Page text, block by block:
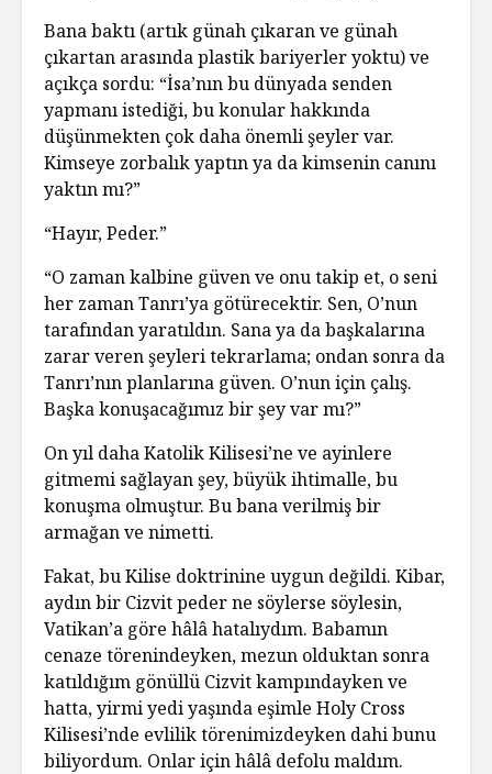
Bana baktı (artık günah çıkaran ve günah
çıkartan arasında plastik bariyerler yoktu) ve
açıkça sordu: “İsa’nın bu dünyada senden
yapmanı istediği, bu konular hakkında
düşünmekten çok daha önemli şeyler var.
Kimseye zorbalık yaptın ya da kimsenin canını
yaktın mı?”
“Hayır, Peder.”
“O zaman kalbine güven ve onu takip et, o seni
her zaman Tanrı’ya götürecektir. Sen, O’nun
tarafından yaratıldın. Sana ya da başkalarına
zarar veren şeyleri tekrarlama; ondan sonra da
Tanrı’nın planlarına güven. O’nun için çalış.
Başka konuşacağımız bir şey var mı?”
On yıl daha Katolik Kilisesi’ne ve ayinlere
gitmemi sağlayan şey, büyük ihtimalle, bu
konuşma olmuştur. Bu bana verilmiş bir
armağan ve nimetti.
Fakat, bu Kilise doktrinine uygun değildi. Kibar,
aydın bir Cizvit peder ne söylerse söylesin,
Vatikan’a göre hâlâ hatalıydım. Babamın
cenaze törenindeyken, mezun olduktan sonra
katıldığım gönüllü Cizvit kampındayken ve
hatta, yirmi yedi yaşında eşimle Holy Cross
Kilisesi’nde evlilik törenimizdeyken dahi bunu
biliyordum. Onlar için hâlâ defolu maldım.